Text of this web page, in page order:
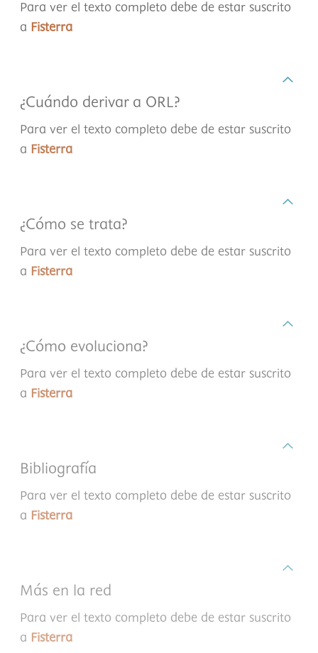
Para ver el texto completo debe de estar suscrito
a Fisterra
¿Cuándo derivar a ORL?
Para ver el texto completo debe de estar suscrito
a Fisterra
¿Cómo se trata?
Para ver el texto completo debe de estar suscrito
a Fisterra
¿Cómo evoluciona?
Para ver el texto completo debe de estar suscrito
a Fisterra
Bibliografía
Para ver el texto completo debe de estar suscrito
a Fisterra
Más en la red
Para ver el texto completo debe de estar suscrito
a Fisterra